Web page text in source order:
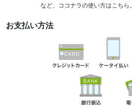
など、ココナラの使い方はこちら。
お支払い方法